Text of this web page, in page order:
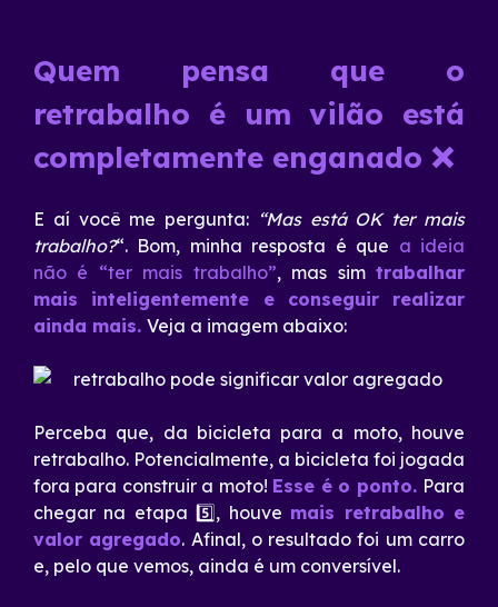
Quem pensa que o
retrabalho é um vilão está
completamente enganado ❌
E aí você me pergunta: “Mas está OK ter mais
trabalho?“. Bom, minha resposta é que a ideia
não é “ter mais trabalho”, mas simtrabalhar
mais inteligentemente e conseguir realizar
ainda mais. Veja a imagem abaixo:
Perceba que, da bicicleta para a moto, houve
retrabalho. Potencialmente, a bicicleta foi jogada
fora para construir a moto! Esse é o ponto. Para
chegar na etapa 5️⃣, houve mais retrabalho e
valor agregado. Afinal, o resultado foi um carro
e, pelo que vemos, ainda é um conversível.